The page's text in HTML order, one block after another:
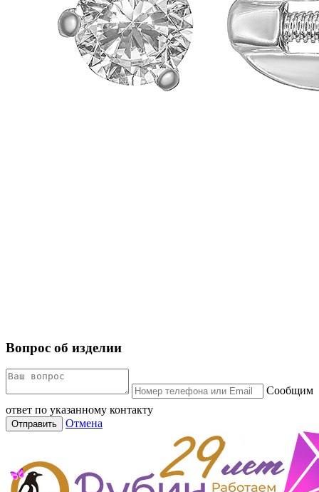
Вопрос об изделии
Сообщим
ответ по указанному контакту
Отправить Отмена